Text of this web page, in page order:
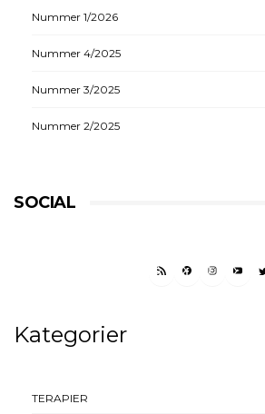
Nummer 1/2026
Nummer 4/2025
Nummer 3/2025
Nummer 2/2025
SOCIAL
RSS FEEDFACEBOOK
Kategorier
TERAPIER